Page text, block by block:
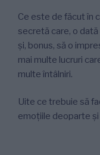
Ce este de făcut în
secretă care, o
și, bonus, să o
mai multe lucruri
multe întâlniri.
Uite ce trebuie să
emoțiile deoparte